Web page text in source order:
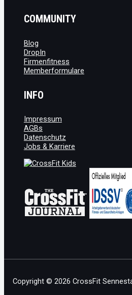
COMMUNITY
Blog
DropIn
Firmenfitness
Memberformulare
INFO
Impressum
AGBs
Datenschutz
Jobs & Karriere
Copyright © 2026 CrossFit